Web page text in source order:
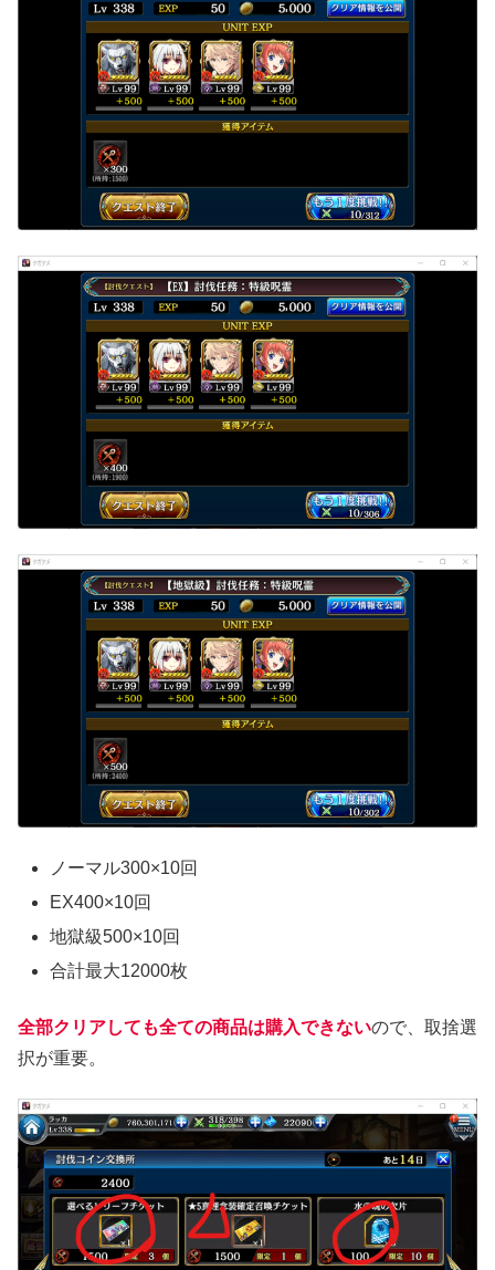
ノーマル300×10回
EX400×10回
地獄級500×10回
合計最大12000枚
全部クリアしても全ての商品は購入できないので、取捨選
択が重要。